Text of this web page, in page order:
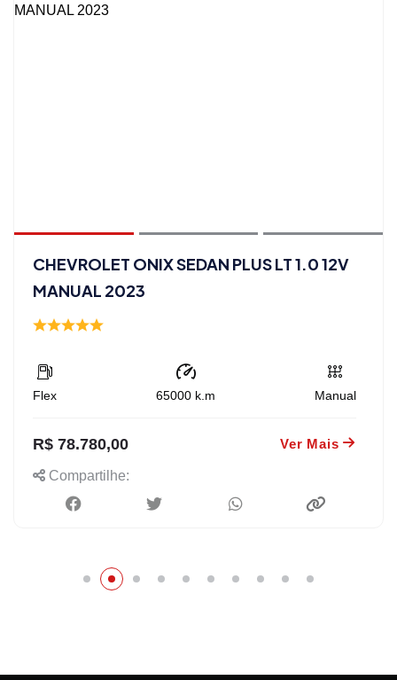
CHEVROLET ONIX SEDAN PLUS LT 1.0 12V
MANUAL 2023
Flex 65000 k.m Manual
R$ 78.780,00 Ver Mais
Compartilhe: